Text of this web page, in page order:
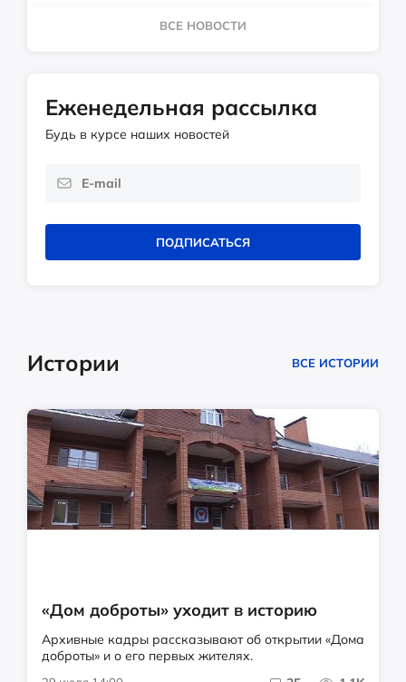
ВСЕ НОВОСТИ
Еженедельная рассылка
Будь в курсе наших новостей
ПОДПИСАТЬСЯ
Истории ВСЕ ИСТОРИИ
«Дом доброты» уходит в историю
Архивные кадры рассказывают об открытии «Дома
доброты» и о его первых жителях.